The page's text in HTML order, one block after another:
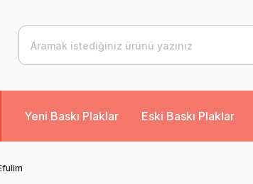
Yeni Baskı Plaklar Eski Baskı Plaklar